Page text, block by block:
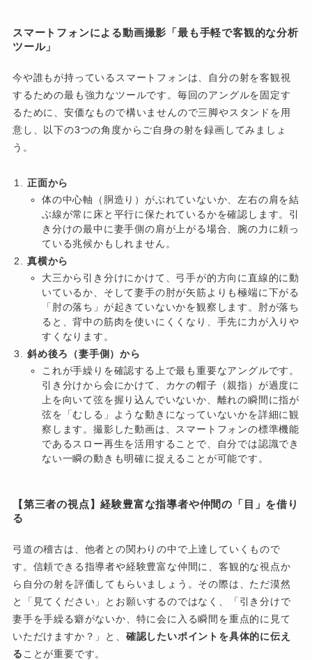
スマートフォンによる動画撮影「最も手軽で客観的な分析
ツール」
今や誰もが持っているスマートフォンは、自分の射を客観視
するための最も強力なツールです。毎回のアングルを固定す
るために、安価なもので構いませんので三脚やスタンドを用
意し、以下の3つの角度からご自身の射を録画してみましょ
う。
正面から
体の中心軸（胴造り）がぶれていないか、左右の肩を結
ぶ線が常に床と平行に保たれているかを確認します。引
き分けの最中に妻手側の肩が上がる場合、腕の力に頼っ
ている兆候かもしれません。
真横から
大三から引き分けにかけて、弓手が的方向に直線的に動
いているか、そして妻手の肘が矢筋よりも極端に下がる
「肘の落ち」が起きていないかを観察します。肘が落ち
ると、背中の筋肉を使いにくくなり、手先に力が入りや
すくなります。
斜め後ろ（妻手側）から
これが手繰りを確認する上で最も重要なアングルです。
引き分けから会にかけて、カケの帽子（親指）が過度に
上を向いて弦を握り込んでいないか、離れの瞬間に指が
弦を「むしる」ような動きになっていないかを詳細に観
察します。撮影した動画は、スマートフォンの標準機能
であるスロー再生を活用することで、自分では認識でき
ない一瞬の動きも明確に捉えることが可能です。
【第三者の視点】経験豊富な指導者や仲間の「目」を借り
る
弓道の稽古は、他者との関わりの中で上達していくもので
す。信頼できる指導者や経験豊富な仲間に、客観的な視点か
ら自分の射を評価してもらいましょう。その際は、ただ漠然
と「見てください」とお願いするのではなく、「引き分けで
妻手を手繰る癖がないか、特に会に入る瞬間を重点的に見て
いただけますか？」と、 確認したいポイントを具体的に伝え
る ことが重要です。